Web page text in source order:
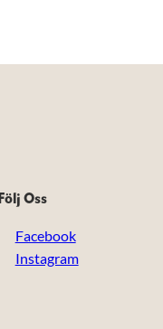
Följ Oss
Facebook
Instagram